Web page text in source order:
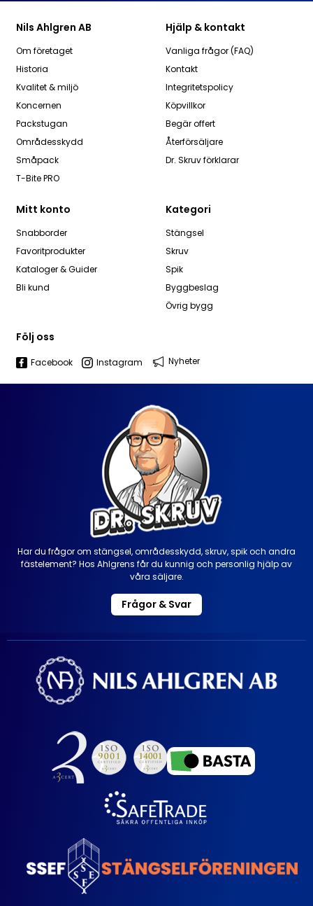
Nils Ahlgren AB
Om företaget
Historia
Kvalitet & miljö
Koncernen
Packstugan
Områdesskydd
Småpack
T-Bite PRO
Hjälp & kontakt
Vanliga frågor (FAQ)
Kontakt
Integritetspolicy
Köpvillkor
Begär offert
Återförsäljare
Dr. Skruv förklarar
Mitt konto
Snabborder
Favoritprodukter
Kataloger & Guider
Bli kund
Följ oss
Facebook Instagram Nyheter
Kategori
Stängsel
Skruv
Spik
Byggbeslag
Övrig bygg
Har du frågor om stängsel, områdesskydd, skruv, spik och andra
fästelement? Hos Ahlgrens får du kunnig och personlig hjälp av
våra säljare.
Frågor & Svar